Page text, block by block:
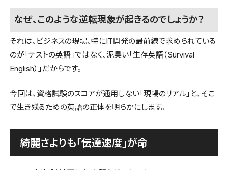
なぜ、このような逆転現象が起きるのでしょうか？
それは、ビジネスの現場、特にIT開発の最前線で求められている
のが「テストの英語」ではなく、泥臭い「生存英語（Survival
English）」だからです。
今回は、資格試験のスコアが通用しない「現場のリアル」と、そこ
で生き残るための英語の正体を明らかにします。
綺麗さよりも「伝達速度」が命